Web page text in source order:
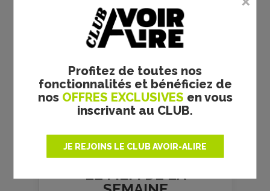
Profitez de toutes nos
fonctionnalités et bénéficiez de
nos OFFRES EXCLUSIVES en vous
inscrivant au CLUB.
JE REJOINS LE CLUB AVOIR-ALIRE
Plus de films
LE FILM DELA